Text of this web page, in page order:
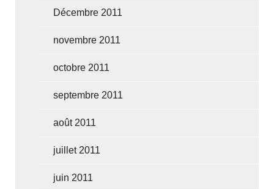
Décembre 2011
novembre 2011
octobre 2011
septembre 2011
août 2011
juillet 2011
juin 2011